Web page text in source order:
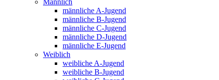
Männlich
männliche A-Jugend
männliche B-Jugend
männliche C-Jugend
männliche D-Jugend
männliche E-Jugend
Weiblich
weibliche A-Jugend
weibliche B-Jugend